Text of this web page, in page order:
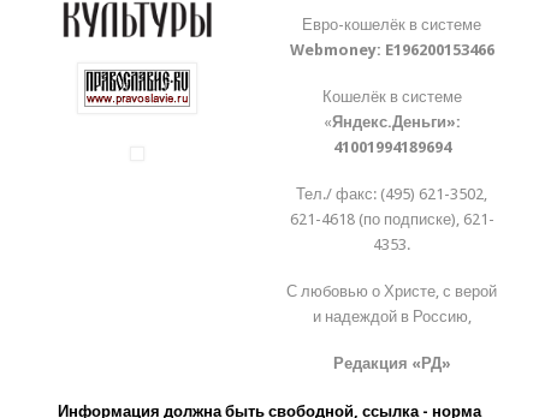
Евро-кошелёк в системе
Webmoney: E196200153466
Кошелёк в системе
«Яндекс.Деньги»:
41001994189694
Тел./ факс: (495) 621-3502,
621-4618 (по подписке), 621-
4353.
С любовью о Христе, с верой
и надеждой в Россию,
Редакция «РД»
Информация должна быть свободной, ссылка - норма